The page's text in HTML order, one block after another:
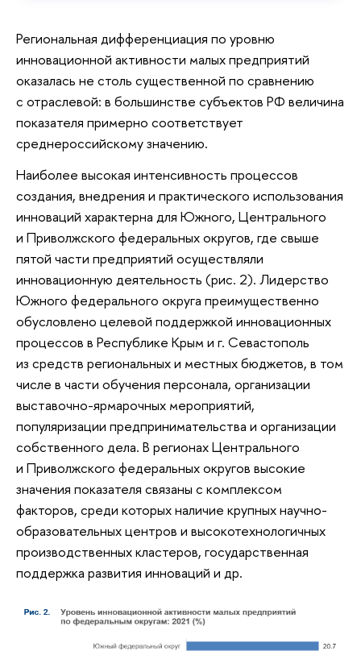
Региональная дифференциация по уровню
инновационной активности малых предприятий
оказалась не столь существенной по сравнению
с отраслевой: в большинстве субъектов РФ величина
показателя примерно соответствует
среднероссийскому значению.
Наиболее высокая интенсивность процессов
создания, внедрения и практического использования
инноваций характерна для Южного, Центрального
и Приволжского федеральных округов, где свыше
пятой части предприятий осуществляли
инновационную деятельность (рис. 2). Лидерство
Южного федерального округа преимущественно
обусловлено целевой поддержкой инновационных
процессов в Республике Крым и г. Севастополь
из средств региональных и местных бюджетов, в том
числе в части обучения персонала, организации
выставочно-ярмарочных мероприятий,
популяризации предпринимательства и организации
собственного дела. В регионах Центрального
и Приволжского федеральных округов высокие
значения показателя связаны с комплексом
факторов, среди которых наличие крупных научно-
образовательных центров и высокотехнологичных
производственных кластеров, государственная
поддержка развития инноваций и др.